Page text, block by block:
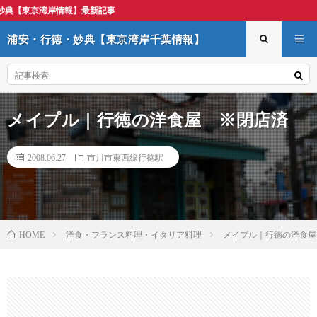
新記事
浦安・行徳・妙典【東京湾岸千葉情報】
メイプル｜行徳の洋食屋 ※閉店済
2008.06.27 市川市東西線行徳駅
HOME 洋食・フランス料理・イタリア料理 メイプル｜行徳の洋